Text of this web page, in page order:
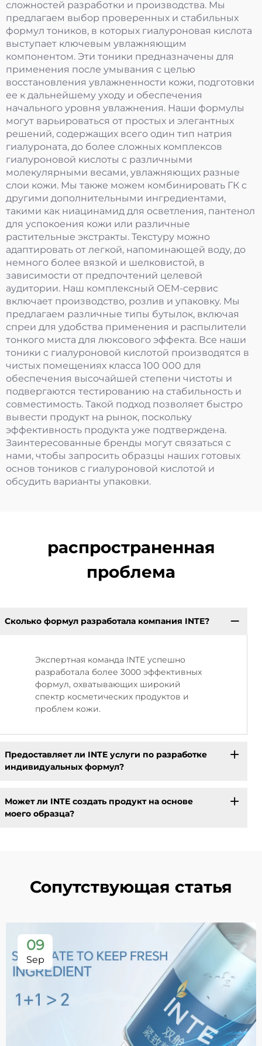
сложностей разработки и производства. Мы
предлагаем выбор проверенных и стабильных
формул тоников, в которых гиалуроновая кислота
выступает ключевым увлажняющим
компонентом. Эти тоники предназначены для
применения после умывания с целью
восстановления увлажненности кожи, подготовки
ее к дальнейшему уходу и обеспечения
начального уровня увлажнения. Наши формулы
могут варьироваться от простых и элегантных
решений, содержащих всего один тип натрия
гиалуроната, до более сложных комплексов
гиалуроновой кислоты с различными
молекулярными весами, увлажняющих разные
слои кожи. Мы также можем комбинировать ГК с
другими дополнительными ингредиентами,
такими как ниацинамид для осветления, пантенол
для успокоения кожи или различные
растительные экстракты. Текстуру можно
адаптировать от легкой, напоминающей воду, до
немного более вязкой и шелковистой, в
зависимости от предпочтений целевой
аудитории. Наш комплексный OEM-сервис
включает производство, розлив и упаковку. Мы
предлагаем различные типы бутылок, включая
спреи для удобства применения и распылители
тонкого миста для люксового эффекта. Все наши
тоники с гиалуроновой кислотой производятся в
чистых помещениях класса 100 000 для
обеспечения высочайшей степени чистоты и
подвергаются тестированию на стабильность и
совместимость. Такой подход позволяет быстро
вывести продукт на рынок, поскольку
эффективность продукта уже подтверждена.
Заинтересованные бренды могут связаться с
нами, чтобы запросить образцы наших готовых
основ тоников с гиалуроновой кислотой и
обсудить варианты упаковки.
распространенная
проблема
Сколько формул разработала компания INTE?
Экспертная команда INTE успешно
разработала более 3000 эффективных
формул, охватывающих широкий
спектр косметических продуктов и
проблем кожи.
Предоставляет ли INTE услуги по разработке
индивидуальных формул?
Может ли INTE создать продукт на основе
моего образца?
Сопутствующая статья
09
Sep